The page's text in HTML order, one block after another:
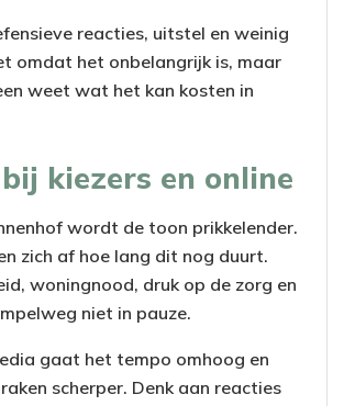
reacties, uitstel en weinig
omdat het onbelangrijk is, maar
weet wat het kan kosten in
kiezers en online
wordt de toon prikkelender.
zich af hoe lang dit nog duurt.
woningnood, druk op de zorg en
niet in pauze.
gaat het tempo omhoog en
scherper. Denk aan reacties